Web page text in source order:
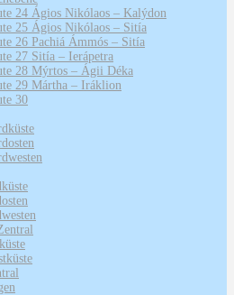
24 Ágios Nikólaos – Kalýdon
25 Ágios Nikólaos – Sitía
26 Pachiá Ámmós – Sitía
27 Sitía – Ierápetra
28 Mýrtos – Ágii Déka
29 Mártha – Iráklion
30